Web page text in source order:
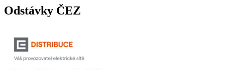
Odstávky ČEZ